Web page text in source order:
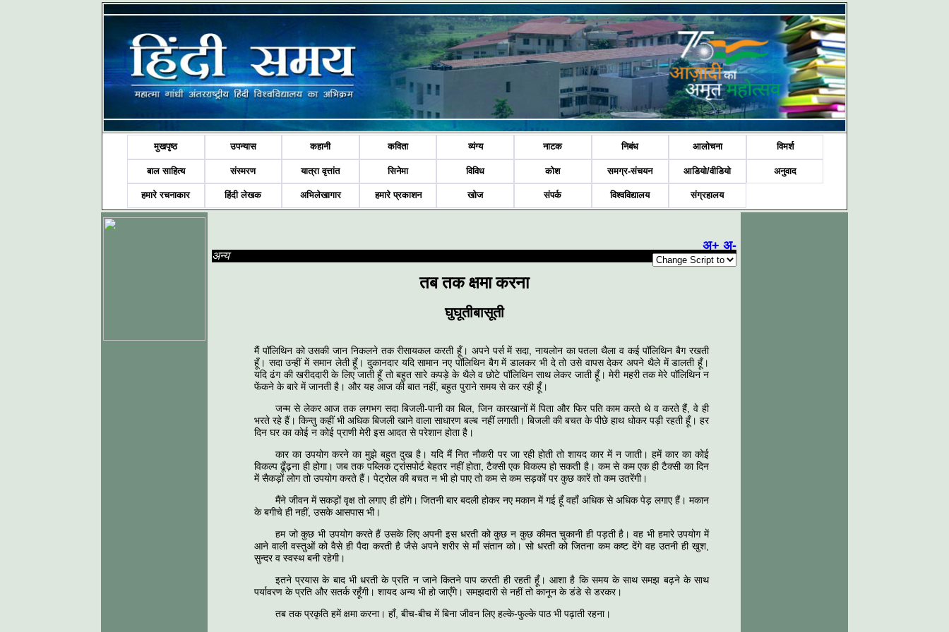
मुखपृष्ठ उपन्यास कहानी कविता व्यंग्य नाटक निबंध आलोचना विमर्श
बाल साहित्य संस्मरण यात्रा वृत्तांत सिनेमा विविध कोश समग्र-संचयन आडियो/वीडियो अनुवाद
हमारे रचनाकार हिंदी लेखक अभिलेखागार हमारे प्रकाशन खोज संपर्क विश्वविद्यालय संग्रहालय
अ+ अ-
अन्य
तब तक क्षमा करना
घुघूतीबासूती
मैं पॉलिथिन को उसकी जान निकलने तक रीसायकल करती हूँ। अपने पर्स में सदा, नायलोन का पतला थैला व कई पॉलिथिन बैग रखती
हूँ। सदा उन्हीं में समान लेती हूँ। दुकानदार यदि सामान नए पॉलिथिन बैग में डालकर भी दे तो उसे वापस देकर अपने थैले में डालती हूँ।
यदि ढंग की खरीददारी के लिए जाती हूँ तो बहुत सारे कपड़े के थैले व छोटे पॉलिथिन साथ लेकर जाती हूँ। मेरी महरी तक मेरे पॉलिथिन न
फेंकने के बारे में जानती है। और यह आज की बात नहीं, बहुत पुराने समय से कर रही हूँ।
जन्म से लेकर आज तक लगभग सदा बिजली-पानी का बिल, जिन कारखानों में पिता और फिर पति काम करते थे व करते हैं, वे ही
भरते रहे हैं। किन्तु कहीं भी अधिक बिजली खाने वाला साधारण बल्ब नहीं लगाती। बिजली की बचत के पीछे हाथ धोकर पड़ी रहती हूँ। हर
दिन घर का कोई न कोई प्राणी मेरी इस आदत से परेशान होता है।
कार का उपयोग करने का मुझे बहुत दुख है। यदि मैं नित नौकरी पर जा रही होती तो शायद कार में न जाती। हमें कार का कोई
विकल्प ढूँढ़ना ही होगा। जब तक पब्लिक ट्रांसपोर्ट बेहतर नहीं होता, टैक्सी एक विकल्प हो सकती है। कम से कम एक ही टैक्सी का दिन
में सैकड़ों लोग तो उपयोग करते हैं। पेट्रोल की बचत न भी हो पाए तो कम से कम सड़कों पर कुछ कारें तो कम उतरेंगी।
मैंने जीवन में सकड़ों वृक्ष तो लगाए ही होंगे। जितनी बार बदली होकर नए मकान में गई हूँ वहाँ अधिक से अधिक पेड़ लगाए हैं। मकान
के बगीचे ही नहीं, उसके आसपास भी।
हम जो कुछ भी उपयोग करते हैं उसके लिए अपनी इस धरती को कुछ न कुछ कीमत चुकानी ही पड़ती है। वह भी हमारे उपयोग में
आने वाली वस्तुओं को वैसे ही पैदा करती है जैसे अपने शरीर से माँ संतान को। सो धरती को जितना कम कष्ट देंगे वह उतनी ही खुश,
सुन्दर व स्वस्थ बनी रहेगी।
इतने प्रयास के बाद भी धरती के प्रति न जाने कितने पाप करती ही रहती हूँ। आशा है कि समय के साथ समझ बढ़ने के साथ
पर्यावरण के प्रति और सतर्क रहूँगी। शायद अन्य भी हो जाएँगे। समझदारी से नहीं तो कानून के डंडे से डरकर।
तब तक प्रकृति हमें क्षमा करना। हाँ, बीच-बीच में बिना जीवन लिए हल्के-फुल्के पाठ भी पढ़ाती रहना।